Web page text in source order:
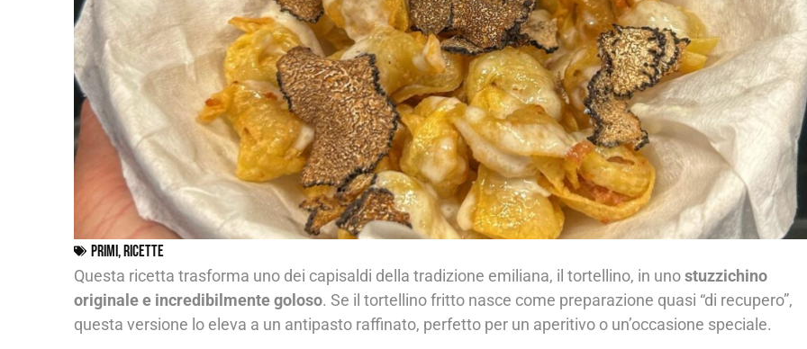
Primi,Ricette
Questa ricetta trasforma uno dei capisaldi della tradizione emiliana, il tortellino, in unostuzzichino
originale e incredibilmente goloso. Se il tortellino fritto nasce come preparazione quasi “di recupero”,
questa versione lo eleva a un antipasto raffinato, perfetto per un aperitivo o un’occasione speciale.